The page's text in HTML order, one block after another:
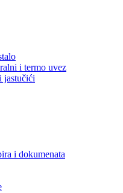
i termo uvez
jastučići
i dokumenata